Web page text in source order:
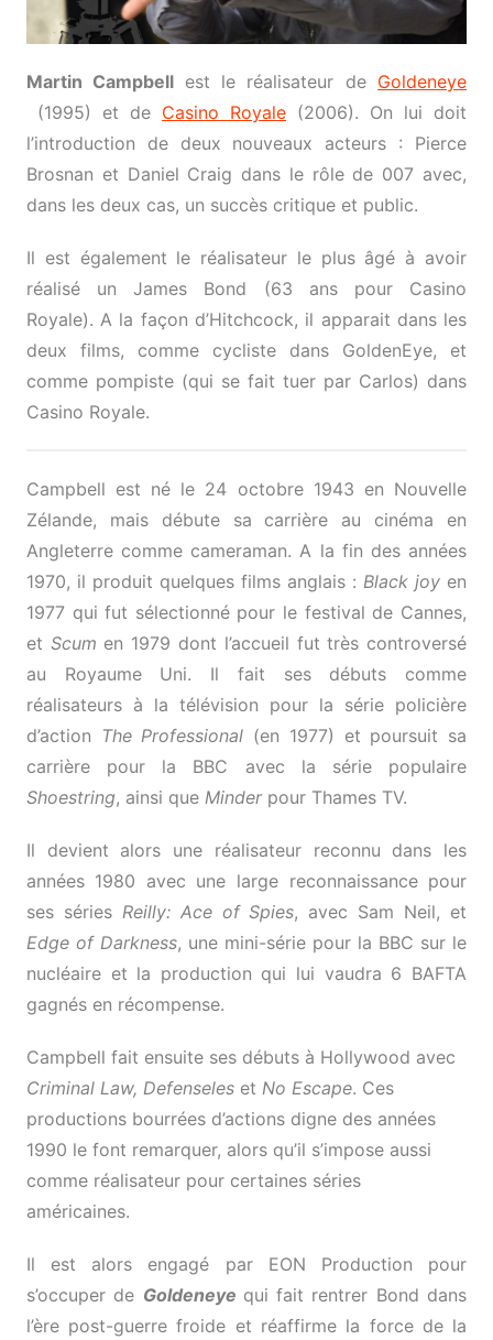
Martin Campbell est le réalisateur de Goldeneye
(1995) et de Casino Royale (2006). On lui doit
l’introduction de deux nouveaux acteurs : Pierce
Brosnan et Daniel Craig dans le rôle de 007 avec,
dans les deux cas, un succès critique et public.
Il est également le réalisateur le plus âgé à avoir
réalisé un James Bond (63 ans pour Casino
Royale). A la façon d’Hitchcock, il apparait dans les
deux films, comme cycliste dans GoldenEye, et
comme pompiste (qui se fait tuer par Carlos) dans
Casino Royale.
Campbell est né le 24 octobre 1943 en Nouvelle
Zélande, mais débute sa carrière au cinéma en
Angleterre comme cameraman. A la fin des années
1970, il produit quelques films anglais : Black joy en
1977 qui fut sélectionné pour le festival de Cannes,
et Scum en 1979 dont l’accueil fut très controversé
au Royaume Uni. Il fait ses débuts comme
réalisateurs à la télévision pour la série policière
d’action The Professional (en 1977) et poursuit sa
carrière pour la BBC avec la série populaire
Shoestring, ainsi que Minderpour Thames TV.
Il devient alors une réalisateur reconnu dans les
années 1980 avec une large reconnaissance pour
ses séries Reilly: Ace of Spies, avec Sam Neil, et
Edge of Darkness, une mini-série pour la BBC sur le
nucléaire et la production qui lui vaudra 6 BAFTA
gagnés en récompense.
Campbell fait ensuite ses débuts à Hollywood avec
Criminal Law, Defenseleset No Escape. Ces
productions bourrées d’actions digne des années
1990 le font remarquer, alors qu’il s’impose aussi
comme réalisateur pour certaines séries
américaines.
Il est alors engagé par EON Production pour
s’occuper de Goldeneye qui fait rentrer Bond dans
l’ère post-guerre froide et réaffirme la force de la